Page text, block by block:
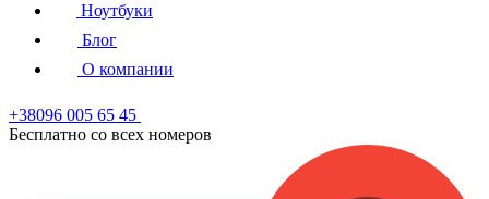
Ноутбуки
Блог
О компании
+38096 005 65 45
Бесплатно со всех номеров